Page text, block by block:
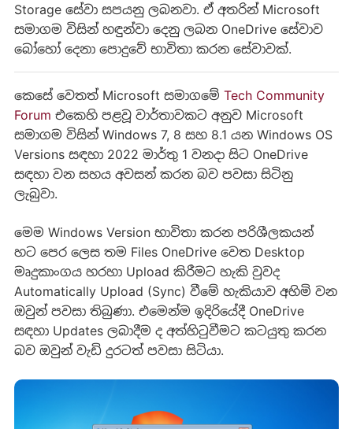
Storage සේවා සපයනු ලබනවා. ඒ අතරින් Microsoft
සමාගම විසින් හඳුන්වා දෙනු ලබන OneDrive සේවාව
බෝහෝ දෙනා පොදුවේ භාවිතා කරන සේවාවක්.
කෙසේ වෙතත් Microsoft සමාගමේ Tech Community
Forum එකෙහි පළවූ වාර්තාවකට අනුව Microsoft
සමාගම විසින් Windows 7, 8 සහ 8.1 යන Windows OS
Versions සඳහා 2022 මාර්තු 1 වනදා සිට OneDrive
සඳහා වන සහය අවසන් කරන බව පවසා සිටිනු
ලැබුවා.
මෙම Windows Version භාවිතා කරන පරිශීලකයන්
හට පෙර ලෙස තම Files OneDrive වෙත Desktop
මෘදුකාංගය හරහා Upload කිරීමට හැකි වුවද
Automatically Upload (Sync) වීමේ හැකියාව අහිමි වන
ඔවුන් පවසා තිබුණා. එමෙන්ම ඉදිරියේදී OneDrive
සඳහා Updates ලබාදීම ද අත්හිටුවීමට කටයුතු කරන
බව ඔවුන් වැඩි දුරටත් පවසා සිටියා.